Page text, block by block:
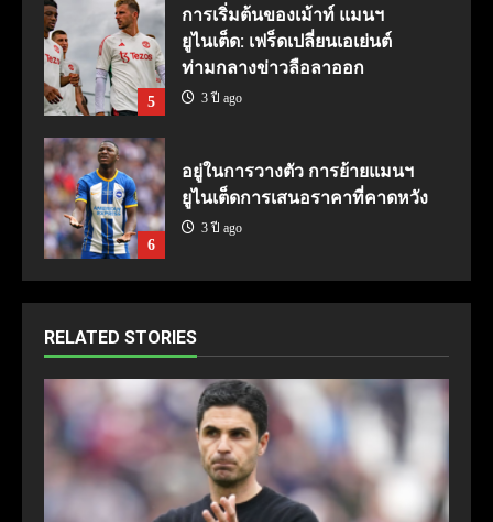
5
การเริ่มต้นของเม้าท์ แมนฯ
ยูไนเต็ด: เฟร็ดเปลี่ยนเอเย่นต์
ท่ามกลางข่าวลือลาออก
3 ปี ago
6
อยู่ในการวางตัว การย้ายแมนฯ
ยูไนเต็ดการเสนอราคาที่คาดหวัง
3 ปี ago
RELATED STORIES